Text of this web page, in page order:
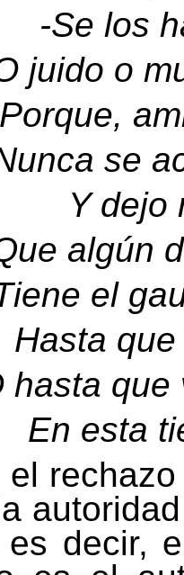
-Se los
juido o
Porque,
se
Y dejo
algún
el
Hasta
hasta que
En esta
el
decir,